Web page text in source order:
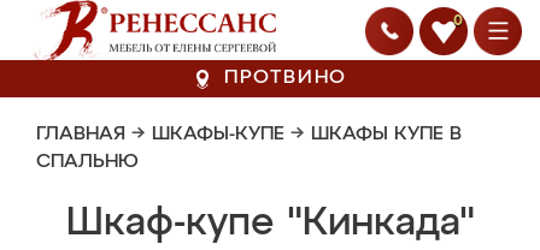
0
ПРОТВИНО
ГЛАВНАЯ → ШКАФЫ-КУПЕ → ШКАФЫ КУПЕ В
СПАЛЬНЮ
Шкаф-купе "Кинкада"